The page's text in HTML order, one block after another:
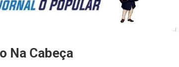
Na Cabeça